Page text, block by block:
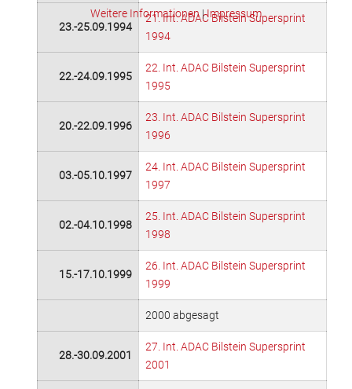
23.-25.09.1994
21. Int. ADAC Bilstein Supersprint
1994
22.-24.09.1995
22. Int. ADAC Bilstein Supersprint
1995
20.-22.09.1996
23. Int. ADAC Bilstein Supersprint
1996
03.-05.10.1997
24. Int. ADAC Bilstein Supersprint
1997
02.-04.10.1998
25. Int. ADAC Bilstein Supersprint
1998
15.-17.10.1999
26. Int. ADAC Bilstein Supersprint
1999
2000 abgesagt
28.-30.09.2001
27. Int. ADAC Bilstein Supersprint
2001
Weitere Informationen |Impressum